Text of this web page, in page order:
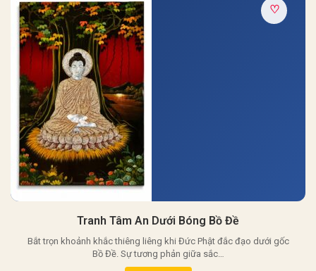
♡
Tranh Tâm An Dưới Bóng Bồ Đề
Bắt trọn khoảnh khắc thiêng liêng khi Đức Phật đắc đạo dưới gốc
Bồ Đề. Sự tương phản giữa sắc…